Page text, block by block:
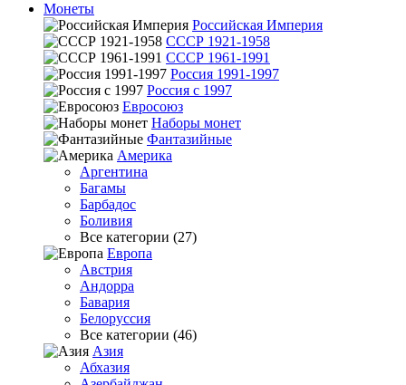
Монеты
Российская Империя
СССР 1921-1958
СССР 1961-1991
Россия 1991-1997
Россия с 1997
Евросоюз
Наборы монет
Фантазийные
Америка
Аргентина
Багамы
Барбадос
Боливия
Все категории (27)
Европа
Австрия
Андорра
Бавария
Белоруссия
Все категории (46)
Азия
Абхазия